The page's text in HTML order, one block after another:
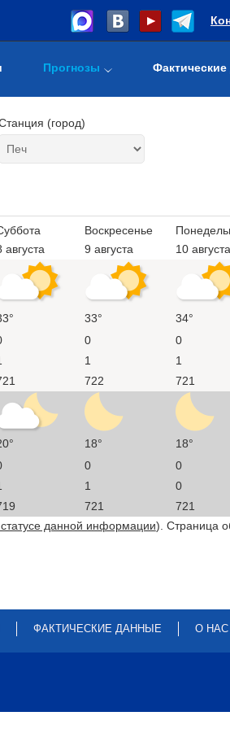
Прогнозы
(город)
августа
Воскресенье
9 августа
10 августа
33° 34°
0 0
1 1
722 721
18° 18°
0 0
1 0
721 721
данной информации). Страница
ФАКТИЧЕСКИЕ ДАННЫЕ О НАС